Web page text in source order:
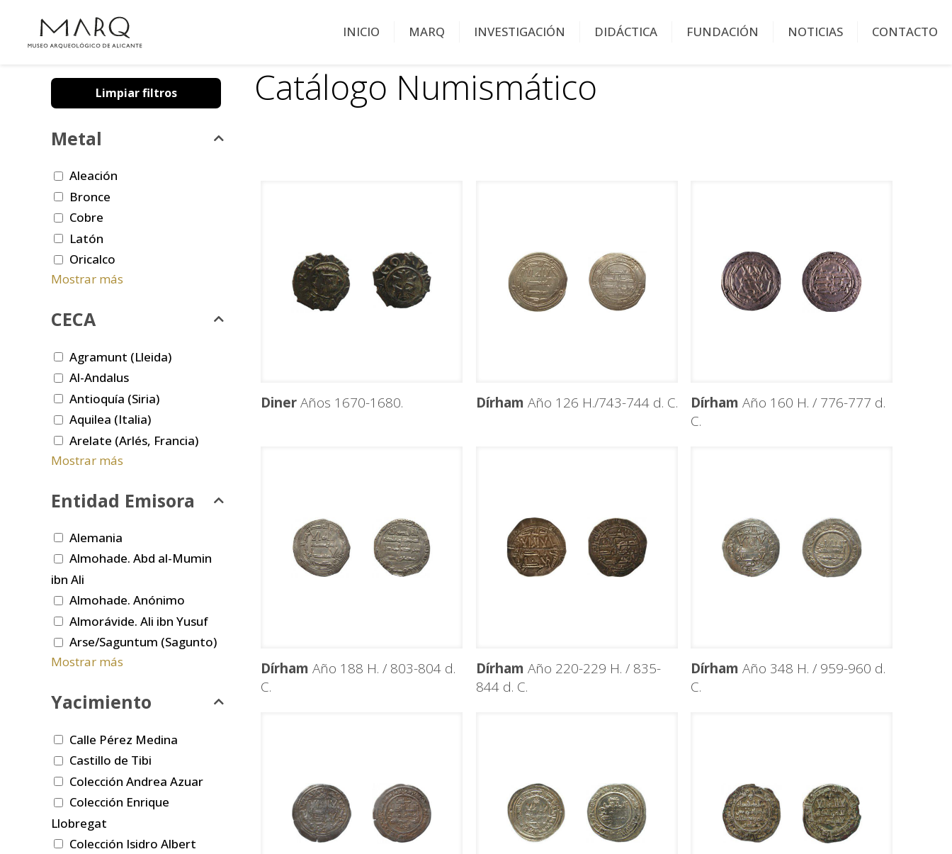
INICIO MARQ INVESTIGACIÓN DIDÁCTICA FUNDACIÓN NOTICIAS CONTACTO
Catálogo Numismático
DinerAños 1670-1680. Dírham Año 126 H./743-744 d. C. Dírham Año 160 H. / 776-777 d.
C.
Dírham Año 188 H. / 803-804 d.
C.
Dírham Año 220-229 H. / 835-
844 d. C.
Dírham Año 348 H. / 959-960 d.
C.
Limpiar filtros
Metal
Aleación
Bronce
Cobre
Latón
Oricalco
Mostrar más
CECA
Agramunt (Lleida)
Al-Andalus
Antioquía (Siria)
Aquilea (Italia)
Arelate (Arlés, Francia)
Mostrar más
Entidad Emisora
Alemania
Almohade. Abd al-Mumin
ibn Ali
Almohade. Anónimo
Almorávide. Ali ibn Yusuf
Arse/Saguntum (Sagunto)
Mostrar más
Yacimiento
Calle Pérez Medina
Castillo de Tibi
Colección Andrea Azuar
Colección Enrique
Llobregat
Colección Isidro Albert